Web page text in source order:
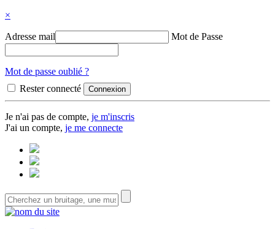
×
Adresse mail Mot de Passe
Mot de passe oublié ?
Rester connecté
Je n'ai pas de compte, je m'inscris
J'ai un compte, je me connecte